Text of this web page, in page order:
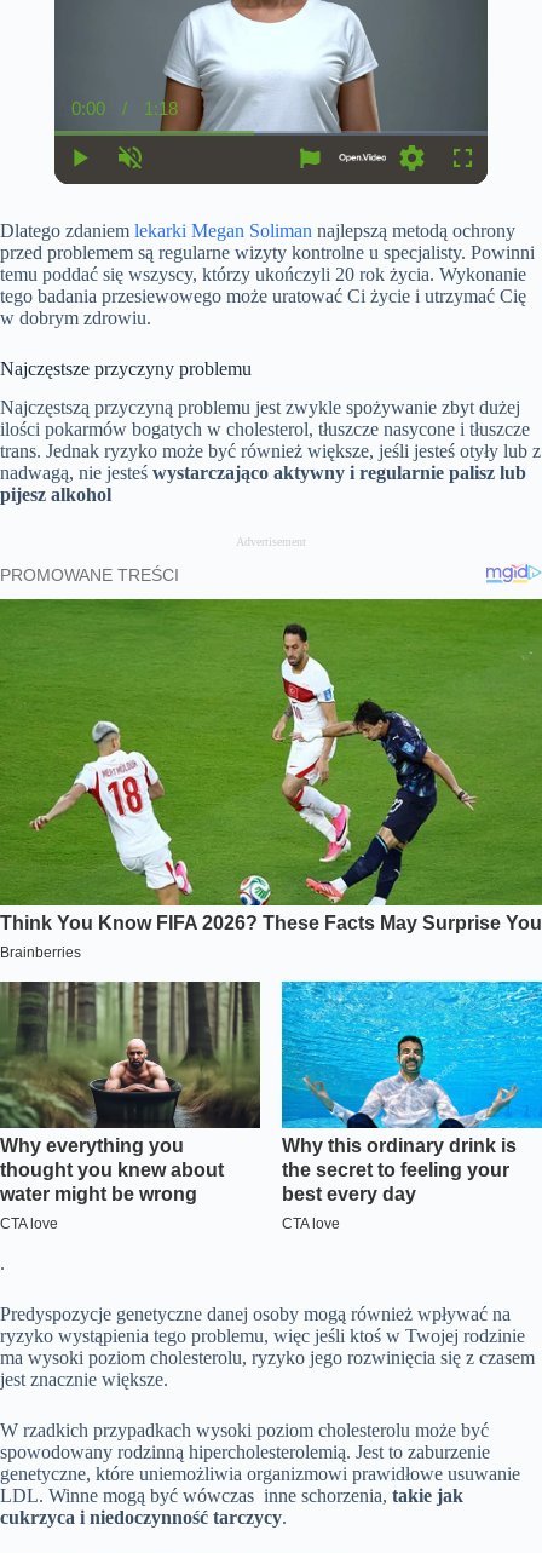
y
u
t
e
C
u
r
e
t
T
i
m
e
0:00 /
D
u
t
o
n
1:18
t
i
n
g
s
l
s
c
r
e
Dlatego zdaniem lekarki Megan Soliman najlepszą metodą ochrony
przed problemem są regularne wizyty kontrolne u specjalisty. Powinni
temu poddać się wszyscy, którzy ukończyli 20 rok życia. Wykonanie
tego badania przesiewowego może uratować Ci życie i utrzymać Cię
w dobrym zdrowiu.
Najczęstsze przyczyny problemu
Najczęstszą przyczyną problemu jest zwykle spożywanie zbyt dużej
ilości pokarmów bogatych w cholesterol, tłuszcze nasycone i tłuszcze
trans. Jednak ryzyko może być również większe, jeśli jesteś otyły lub z
nadwagą, nie jesteś wystarczająco aktywny i regularnie palisz lub
pijesz alkohol
Advertisement
.
Predyspozycje genetyczne danej osoby mogą również wpływać na
ryzyko wystąpienia tego problemu, więc jeśli ktoś w Twojej rodzinie
ma wysoki poziom cholesterolu, ryzyko jego rozwinięcia się z czasem
jest znacznie większe.
W rzadkich przypadkach wysoki poziom cholesterolu może być
spowodowany rodzinną hipercholesterolemią. Jest to zaburzenie
genetyczne, które uniemożliwia organizmowi prawidłowe usuwanie
LDL. Winne mogą być wówczas inne schorzenia, takie jak
cukrzyca i niedoczynność tarczycy.